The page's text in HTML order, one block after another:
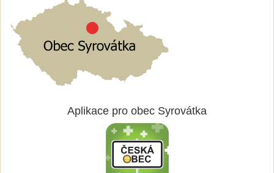
Aplikace pro obec Syrovátka